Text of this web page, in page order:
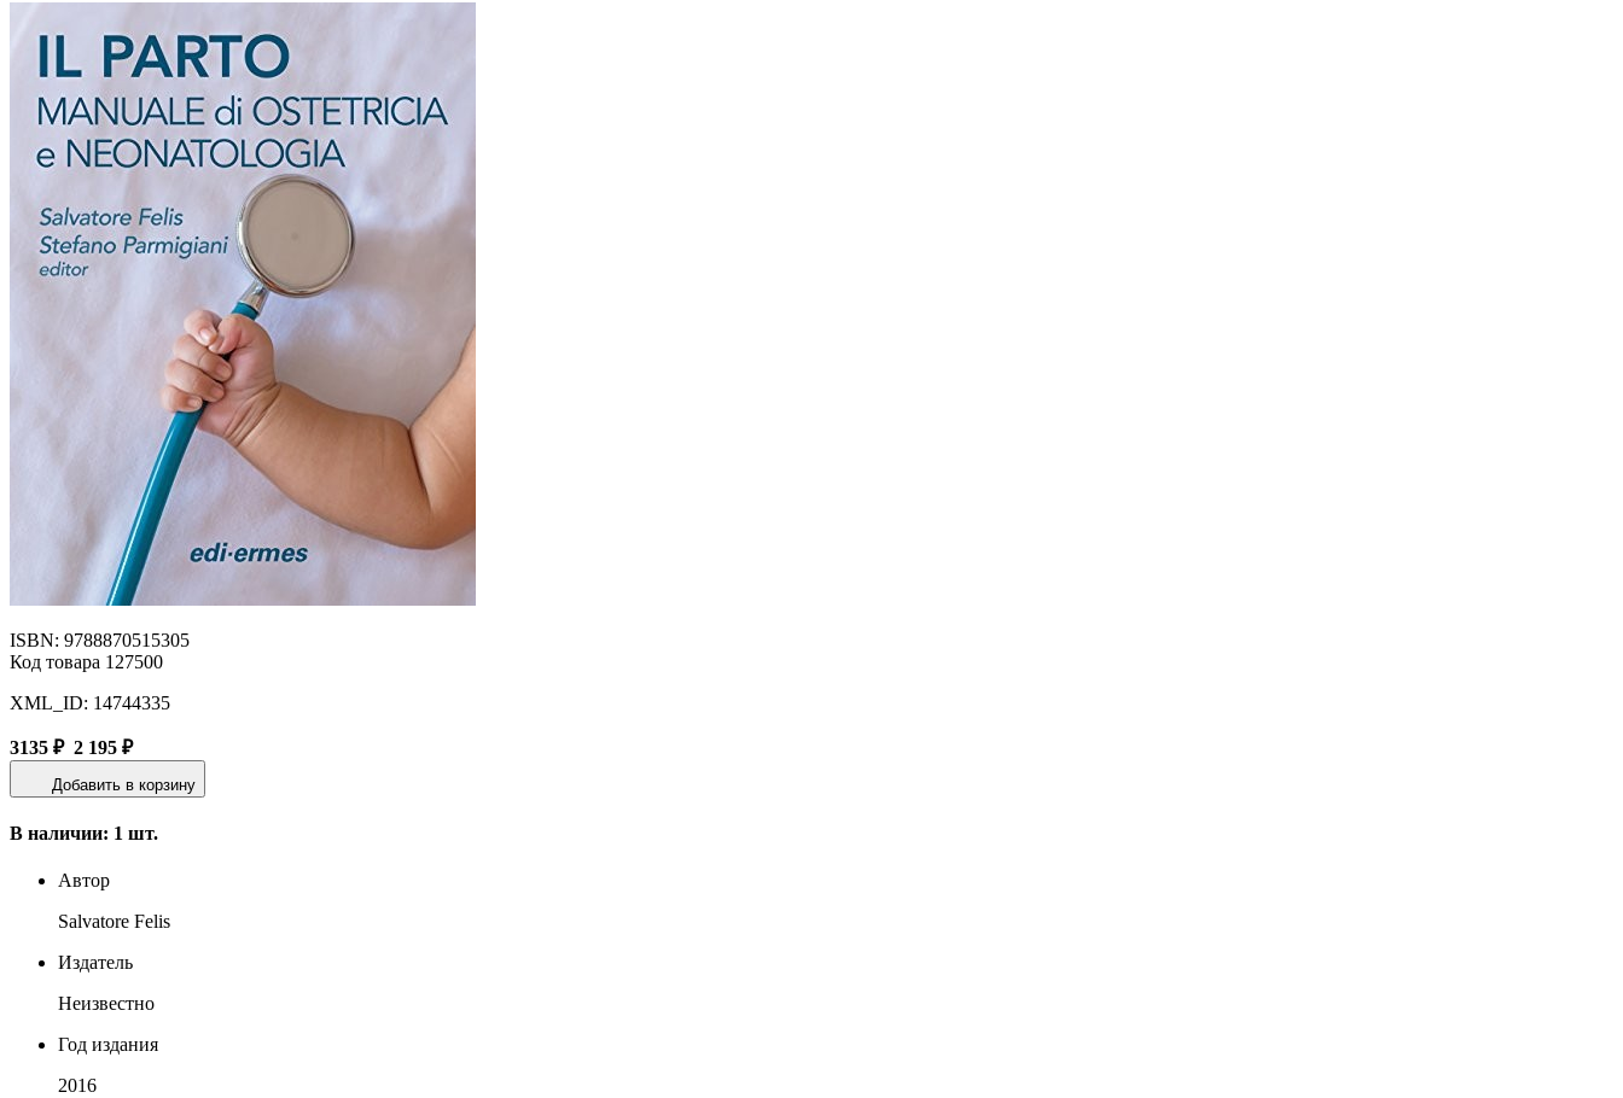
ISBN: 9788870515305
Код товара 127500
XML_ID: 14744335
3135 ₽ 2 195 ₽
Добавить в корзину
В наличии: 1 шт.
Автор
Salvatore Felis
Издатель
Неизвестно
Год издания
2016